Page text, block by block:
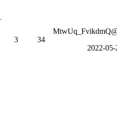
3 34
2022-05-